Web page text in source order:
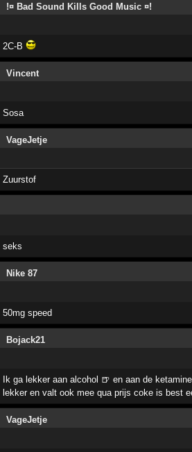
!¤ Bad Sound Kills Good Music ¤!
2C-B
Vincent
Sosa
VageJetje
Zuurstof
seks
Nike 87
50mg speed
Bojack21
Ik ga lekker aan alcohol 🍺 en aan de
lekker en valt ook mee qua prijs coke is best
VageJetje